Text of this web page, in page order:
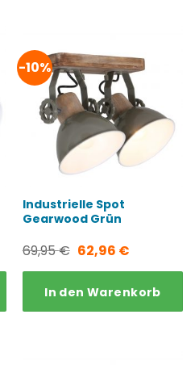
-10%
Industrielle Spot
Gearwood Grün
69,95€ Ursprünglicher
Preis
war:
62,96 €Aktueller
Preis
ist:
In den Warenkorb